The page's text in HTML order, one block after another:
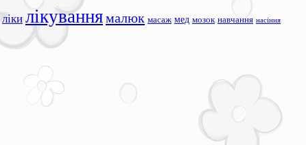
ліки лікуваннямалюк масаж мед мозок навчання насіння